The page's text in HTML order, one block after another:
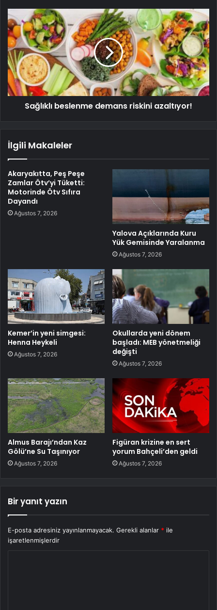
Sağlıklı beslenme demans riskini azaltıyor!
İlgili Makaleler
Akaryakıtta, Peş Peşe
Zamlar Ötv’yi Tüketti:
Motorinde Ötv Sıfıra
Dayandı
Ağustos 7, 2026
Yalova Açıklarında Kuru
Yük Gemisinde Yaralanma
Ağustos 7, 2026
Kemer’in yeni simgesi:
Henna Heykeli
Ağustos 7, 2026
Okullarda yeni dönem
başladı: MEB yönetmeliği
değişti
Ağustos 7, 2026
Almus Barajı’ndan Kaz
Gölü’ne Su Taşınıyor
Ağustos 7, 2026
Figüran krizine en sert
yorum Bahçeli’den geldi
Ağustos 7, 2026
Bir yanıt yazın
E-posta adresiniz yayınlanmayacak. Gerekli alanlar * ile
işaretlenmişlerdir